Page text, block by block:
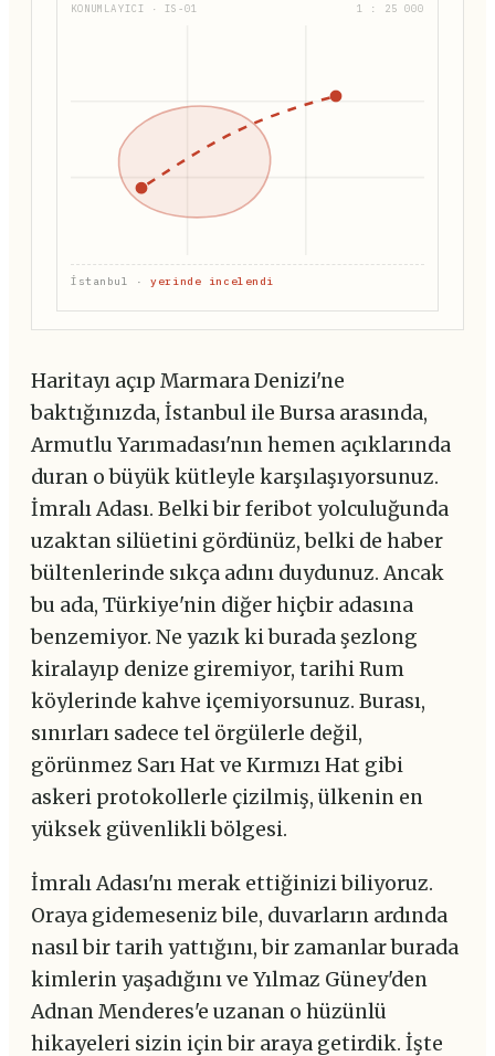
KONUMLAYICI · IS-01 1 : 25 000
İstanbul ·yerinde incelendi
Haritayı açıp Marmara Denizi'ne
baktığınızda, İstanbul ile Bursa arasında,
Armutlu Yarımadası'nın hemen açıklarında
duran o büyük kütleyle karşılaşıyorsunuz.
İmralı Adası. Belki bir feribot yolculuğunda
uzaktan silüetini gördünüz, belki de haber
bültenlerinde sıkça adını duydunuz. Ancak
bu ada, Türkiye'nin diğer hiçbir adasına
benzemiyor. Ne yazık ki burada şezlong
kiralayıp denize giremiyor, tarihi Rum
köylerinde kahve içemiyorsunuz. Burası,
sınırları sadece tel örgülerle değil,
görünmez Sarı Hat ve Kırmızı Hat gibi
askeri protokollerle çizilmiş, ülkenin en
yüksek güvenlikli bölgesi.
İmralı Adası'nı merak ettiğinizi biliyoruz.
Oraya gidemeseniz bile, duvarların ardında
nasıl bir tarih yattığını, bir zamanlar burada
kimlerin yaşadığını ve Yılmaz Güney'den
Adnan Menderes'e uzanan o hüzünlü
hikayeleri sizin için bir araya getirdik. İşte